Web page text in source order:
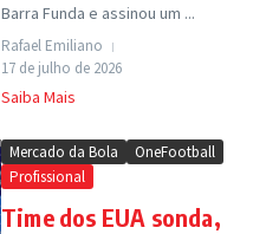
Barra Funda e assinou um ...
Rafael Emiliano
17 de julho de 2026
Saiba Mais
Mercado da Bola
OneFootball
Profissional
Time dos EUA sonda,